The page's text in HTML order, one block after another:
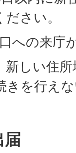
さい。
への来庁
しい住
きを行え
届